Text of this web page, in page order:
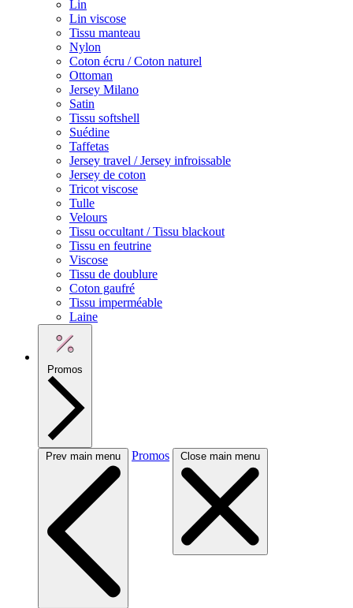
Lin
Lin viscose
Tissu manteau
Nylon
Coton écru / Coton naturel
Ottoman
Jersey Milano
Satin
Tissu softshell
Suédine
Taffetas
Jersey travel / Jersey infroissable
Jersey de coton
Tricot viscose
Tulle
Velours
Tissu occultant / Tissu blackout
Tissu en feutrine
Viscose
Tissu de doublure
Coton gaufré
Tissu imperméable
Laine
Promos
Prev main menu Promos Close main menu